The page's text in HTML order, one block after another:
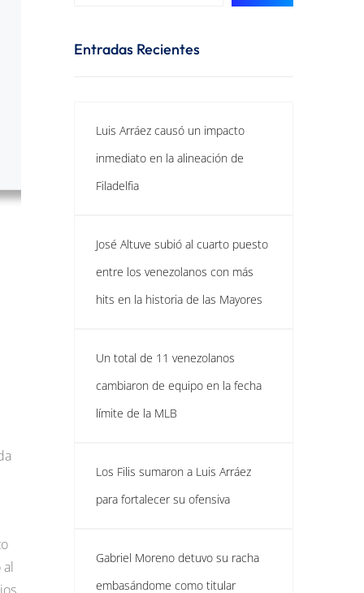
Entradas Recientes
Luis Arráez causó un impacto
inmediato en la alineación de
Filadelfia
José Altuve subió al cuarto puesto
entre los venezolanos con más
hits en la historia de las Mayores
Un total de 11 venezolanos
cambiaron de equipo en la fecha
límite de la MLB
Los Filis sumaron a Luis Arráez
para fortalecer su ofensiva
Gabriel Moreno detuvo su racha
embasándome como titular